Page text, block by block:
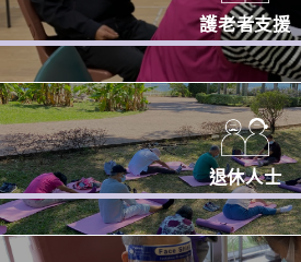
護老者支援
退休人士